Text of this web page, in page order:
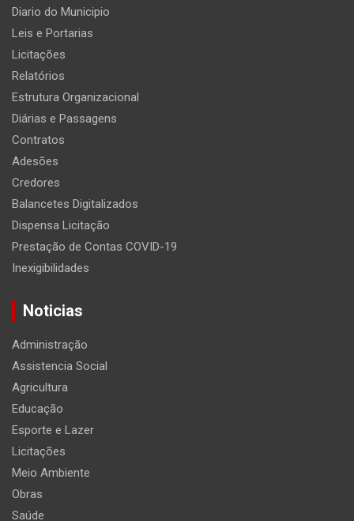
Diario do Municipio
Leis e Portarias
Licitações
Relatórios
Estrutura Organizacional
Diárias e Passagens
Contratos
Adesões
Credores
Balancetes Digitalizados
Dispensa Licitação
Prestação de Contas COVID-19
Inexigibilidades
Noticias
Administração
Assistencia Social
Agricultura
Educação
Esporte e Lazer
Licitações
Meio Ambiente
Obras
Saúde